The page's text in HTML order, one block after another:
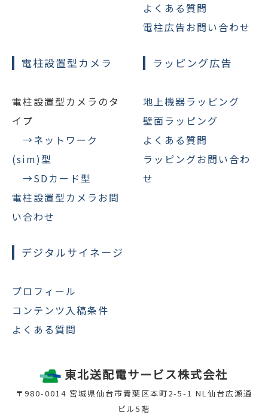
よくある質問
電柱広告お問い合わせ
電柱設置型カメラ
電柱設置型カメラのタ
イプ
→ネットワーク
(sim)型
→SDカード型
電柱設置型カメラお問
い合わせ
ラッピング広告
地上機器ラッピング
壁面ラッピング
よくある質問
ラッピングお問い合わ
せ
デジタルサイネージ
プロフィール
コンテンツ入稿条件
よくある質問
東北送配電サービス株式会社
〒980-0014 宮城県仙台市青葉区本町2-5-1 NL仙台広瀬通
ビル5階